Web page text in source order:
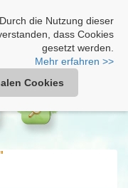
die Nutzung dieser
dass Cookies
gesetzt werden.
Mehr erfahren >>
Cookies